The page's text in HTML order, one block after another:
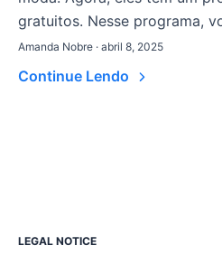
gratuitos. Nesse programa,
Amanda Nobre · abril 8, 2025
Continue Lendo
LEGAL NOTICE